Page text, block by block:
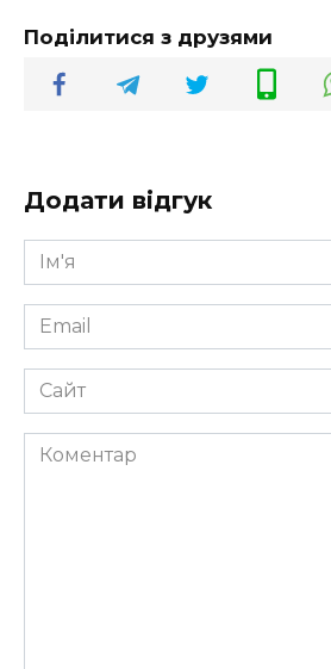
Поділитися з друзями
Додати відгук
Ім'я
*
Email
*
Сайт
Коментар